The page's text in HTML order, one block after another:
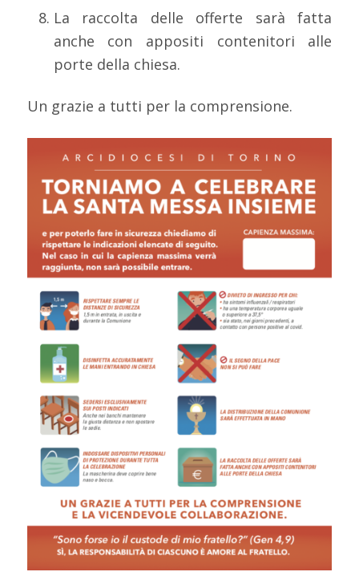
La raccolta delle offerte sarà fatta
anche con appositi contenitori alle
porte della chiesa.
Un grazie a tutti per la comprensione.